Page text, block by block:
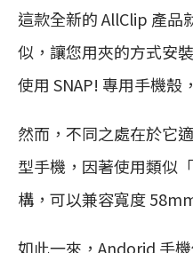
這款全新的 AllClip 產品
似，讓您用夾的方式安
使用 SNAP! 專用手機殼，
然而，不同之處在於它
型手機，因著使用類似
構，可以兼容寬度
如此一來，Andorid 手